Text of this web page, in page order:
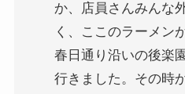
か、店員さんみんな
く、ここのラーメン
春日通り沿いの後楽
行きました。その時